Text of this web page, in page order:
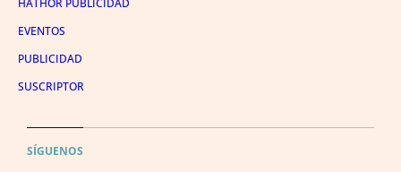
HATHOR PUBLICIDAD
EVENTOS
PUBLICIDAD
SUSCRIPTOR
SÍGUENOS